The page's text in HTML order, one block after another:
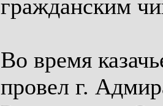
гражданским
Во время
провел г.